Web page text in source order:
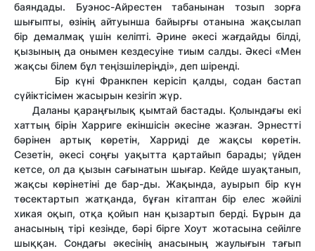
баяндады. Буэнос-Айрестен табанынан тозып зорға
шығыпты, өзінің айтуынша байырғы отанына жақсылап
бір демалмақ үшін келіпті. Әрине әкесі жағдайды білді,
қызының да онымен кездесуіне тиым салды. Әкесі «Мен
жақсы білем бұл теңізшілеріңді», деп шіренді.
Бір күні Франкпен керісіп қалды, содан бастап
сүйіктісімен жасырын кезігіп жүр.
Даланы қараңғылық қымтай бастады. Қолындағы екі
хаттың бірін Харриге екіншісін әкесіне жазған. Эрнестті
бәрінен артық көретін, Харриді де жақсы көретін.
Сезетін, әкесі соңғы уақытта қартайып барады; үйден
кетсе, ол да қызын сағынатын шығар. Кейде шуақтанып,
жақсы көрінетіні де бар-ды. Жақында, ауырып бір күн
төсектартып жатқанда, бұған кітаптан бір елес жәйілі
хикая оқып, отқа қойып нан қызартып берді. Бұрын да
анасының тірі кезінде, бәрі бірге Хоут жотасына сейілге
шыққан. Сондағы әкесінің анасының жаулығын тағып